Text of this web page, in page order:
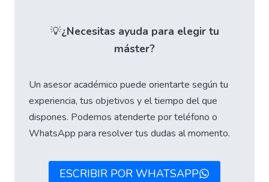
💡¿Necesitas ayuda para elegir tu
máster?
Un asesor académico puede orientarte según tu
experiencia, tus objetivos y el tiempo del que
dispones. Podemos atenderte por teléfono o
WhatsApp para resolver tus dudas al momento.
ESCRIBIR POR WHATSAPP